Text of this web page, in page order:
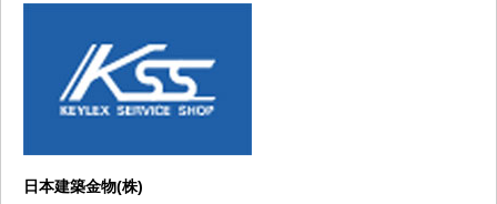
日本建築金物(株)